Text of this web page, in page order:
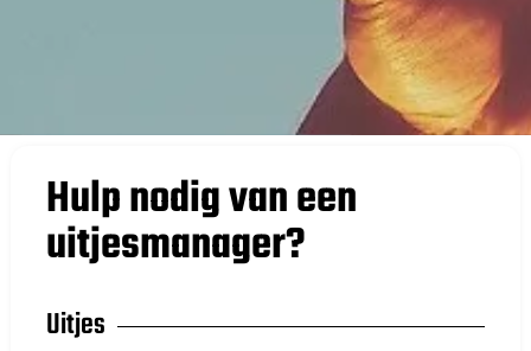
Hulp nodig van een
uitjesmanager?
Uitjes